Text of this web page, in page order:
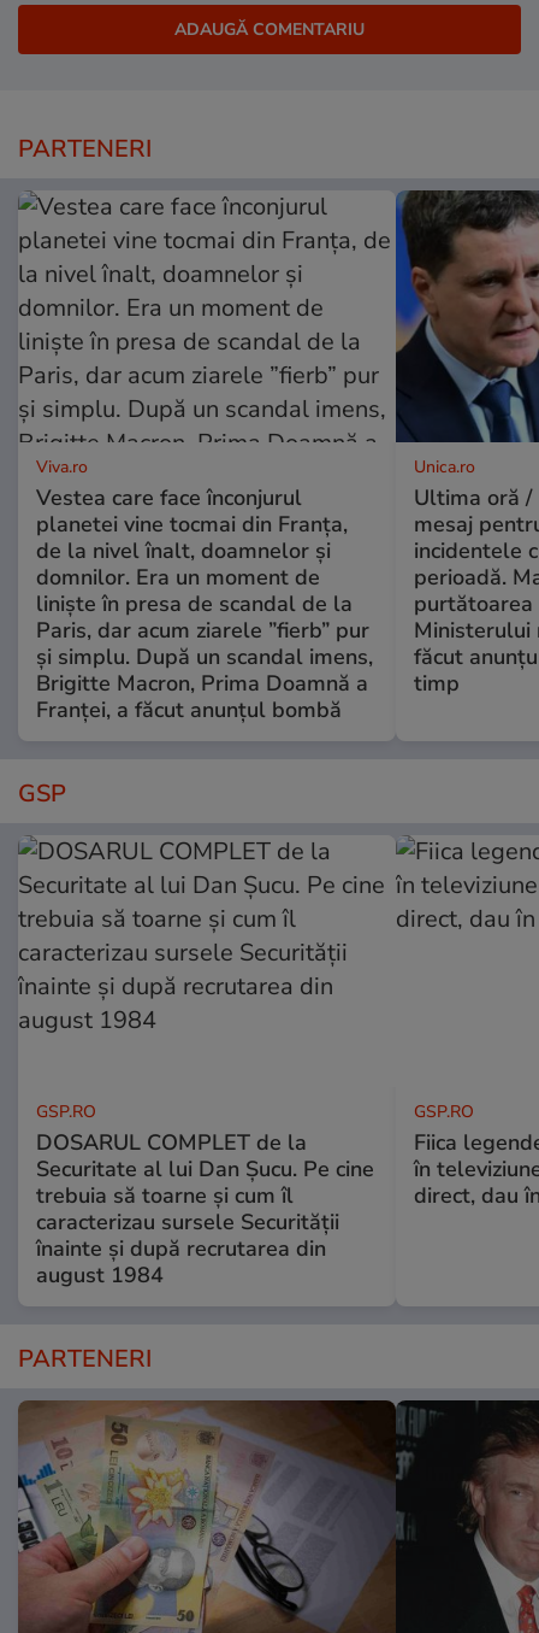
PARTENERI
Viva.ro
Vestea care face înconjurul
planetei vine tocmai din Franța,
de la nivel înalt, doamnelor și
domnilor. Era un moment de
liniște în presa de scandal de la
Paris, dar acum ziarele ”fierb” pur
și simplu. După un scandal imens,
Brigitte Macron, Prima Doamnă a
Franței, a făcut anunțul bombă
Unica.ro
Ultima oră /
mesaj
incidentele
perioadă.
purtătoarea
Ministerului
făcut
timp
GSP
GSP.RO
DOSARUL COMPLET de la
Securitate al lui Dan Șucu. Pe cine
trebuia să toarne și cum îl
caracterizau sursele Securității
înainte și după recrutarea din
august 1984
GSP.RO
Fiica
în
direct, dau
PARTENERI